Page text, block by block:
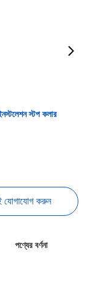
স্টপ কলার
যোগাযোগ করুন
পণ্যের বর্ণনা